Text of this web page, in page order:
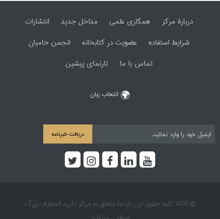
دربارۀ مرکز همکاری علمی مداخل جدید
انتشارات
شرایط استفاده
عضویت در کتابخانه
انجمن حامیان
تماس با ما
تارنمای پیشین
انتخاب زبان
دریافت خبرنامه
© 1405 کلیه حقوق این تارنما متعلق به مرکز دایره المعارف بزرگ